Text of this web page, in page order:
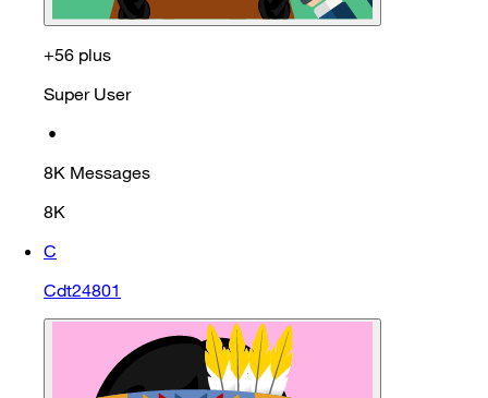
+56 plus
Super User
•
8K Messages
8K
C
Cdt24801